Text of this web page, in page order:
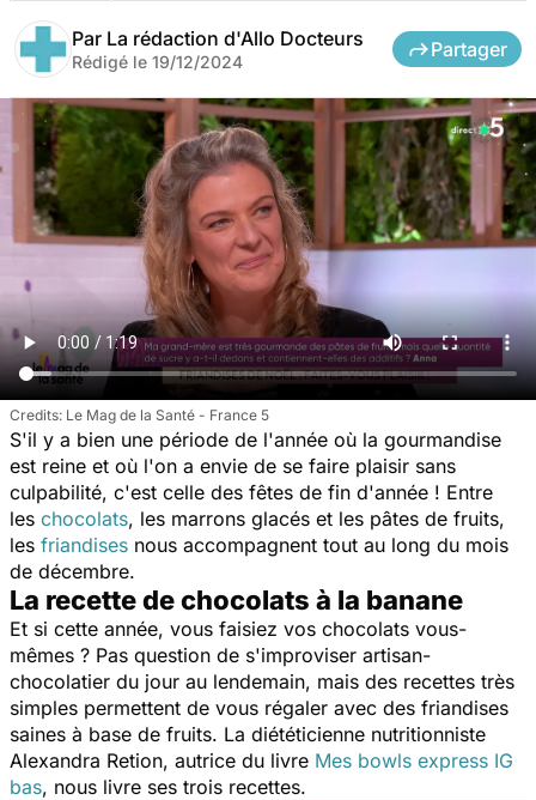
Par La rédaction d'Allo Docteurs
Rédigé le 19/12/2024
Partager
Le Mag de la Santé - France 5
S'il y a bien une période de l'année où la gourmandise
est reine et où l'on a envie de se faire plaisir sans
culpabilité, c'est celle des fêtes de fin d'année ! Entre
les chocolats, les marrons glacés et les pâtes de fruits,
les friandises nous accompagnent tout au long du mois
de décembre.
La recette de chocolats à la banane
Et si cette année, vous faisiez vos chocolats vous-
mêmes ? Pas question de s'improviser artisan-
chocolatier du jour au lendemain, mais des recettes très
simples permettent de vous régaler avec des friandises
saines à base de fruits. La diététicienne nutritionniste
Alexandra Retion, autrice du livre Mes bowls express IG
bas, nous livre ses trois recettes.